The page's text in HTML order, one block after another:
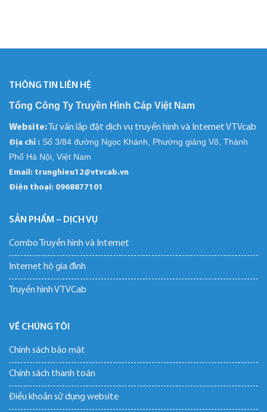
THÔNG TIN LIÊN HỆ
Tổng Công Ty Truyền Hình Cáp Việt Nam
Website: Tư vấn lắp đặt dịch vụ truyền hình và Internet VTVcab
Địa chỉ : Số 3/84 đường Ngọc Khánh, Phường giảng Võ, Thành
Phố Hà Nội, Việt Nam
Email: trunghieu12@vtvcab.vn
Điện thoại: 0968877101
SẢN PHẨM – DỊCH VỤ
Combo Truyền hình và Internet
Internet hộ gia đình
Truyền hình VTVCab
VỀ CHÚNG TÔI
Chính sách bảo mật
Chính sách thanh toán
Điều khoản sử dụng website